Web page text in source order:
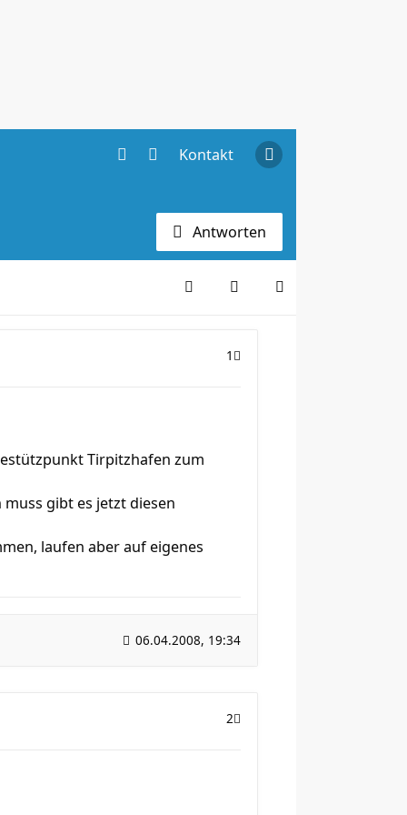
Kontakt
Antworten
1
Tirpitzhafen zum
muss gibt es jetzt diesen
laufen aber auf eigenes
06.04.2008, 19:34
2